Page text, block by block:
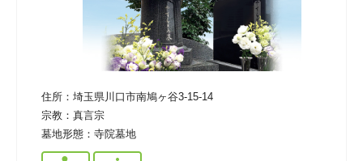
住所： 埼玉県川口市南鳩ヶ谷3-15-14
宗教： 真言宗
墓地形態： 寺院墓地